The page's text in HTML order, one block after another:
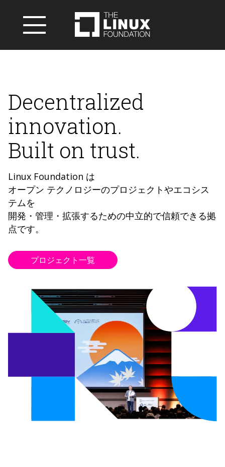
Decentralized
innovation.
Built on trust.
Linux Foundation は
オープン テクノロジーのプロジェクトやエコシス
テムを
開発・管理・拡張するための中立的で信頼できる拠
点です。
プロジェクト一覧